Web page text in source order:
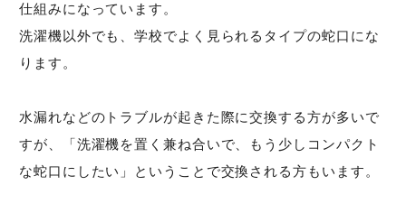
仕組みになっています。
洗濯機以外でも、学校でよく見られるタイプの蛇口にな
ります。
水漏れなどのトラブルが起きた際に交換する方が多いで
すが、「洗濯機を置く兼ね合いで、もう少しコンパクト
な蛇口にしたい」ということで交換される方もいます。